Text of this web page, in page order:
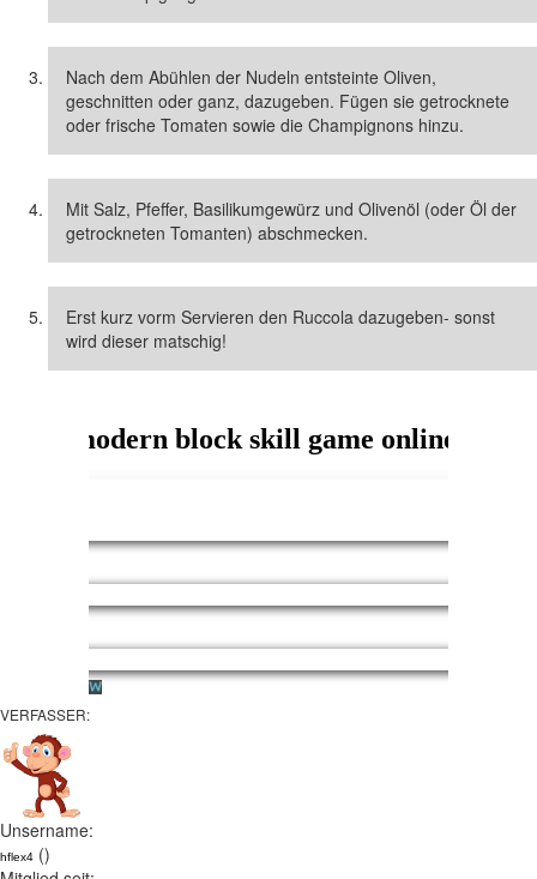
Nach dem Abühlen der Nudeln entsteinte Oliven,
geschnitten oder ganz, dazugeben. Fügen sie getrocknete
oder frische Tomaten sowie die Champignons hinzu.
Mit Salz, Pfeffer, Basilikumgewürz und Olivenöl (oder Öl der
getrockneten Tomanten) abschmecken.
Erst kurz vorm Servieren den Ruccola dazugeben- sonst
wird dieser matschig!
VERFASSER:
Unsername:
hflex4 ()